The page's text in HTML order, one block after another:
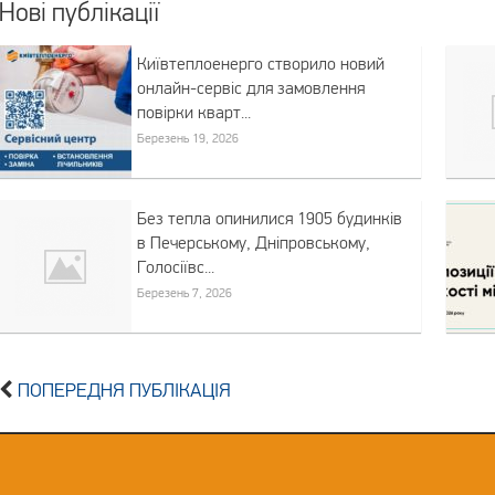
Нові публікації
Київтеплоенерго створило новий
онлайн-сервіс для замовлення
повірки кварт...
Березень 19, 2026
Без тепла опинилися 1905 будинків
в Печерському, Дніпровському,
Голосіївс...
Березень 7, 2026
ПОПЕРЕДНЯ ПУБЛІКАЦІЯ